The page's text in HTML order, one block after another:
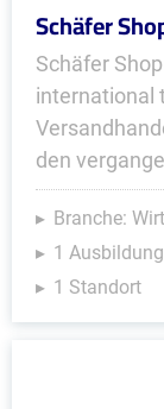
Schäfer
Schäfer
international
den
Branche:
1 Ausbildung
1 Standort